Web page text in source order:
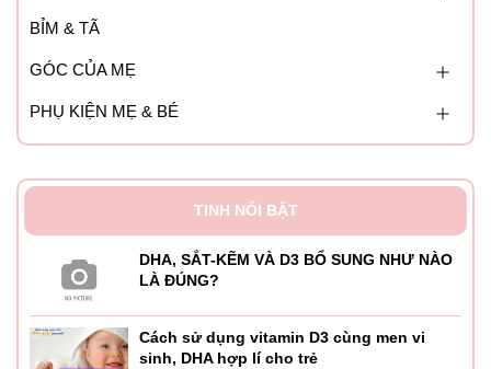
BỈM & TÃ
GÓC CỦA MẸ
PHỤ KIỆN MẸ & BÉ
TINH NỔI BẬT
DHA, SẮT-KẼM VÀ D3 BỔ SUNG NHƯ NÀO
LÀ ĐÚNG?
Cách sử dụng vitamin D3 cùng men vi
sinh, DHA hợp lí cho trẻ